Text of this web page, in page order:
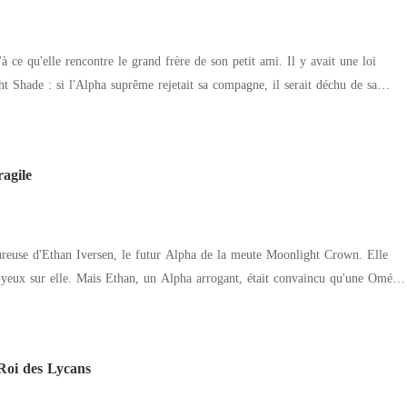
ce qu'elle rencontre le grand frère de son petit ami. Il y avait une loi
Shade : si l'Alpha suprême rejetait sa compagne, il serait déchu de sa
impitoyable. Et si, par un caprice du destin, le chemin
sien ?
d'Ethan Iversen, le futur Alpha de la meute Moonlight Crown. Elle
sur elle. Mais Ethan, un Alpha arrogant, était convaincu qu'une Oméga
la meute, une chose a retenu son attention : Allison.
des Lycans